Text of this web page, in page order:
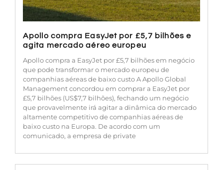
Apollo compra EasyJet por £5,7 bilhões e
agita mercado aéreo europeu
Apollo compra a EasyJet por £5,7 bilhões em negócio
que pode transformar o mercado europeu de
companhias aéreas de baixo custo A Apollo Global
Management concordou em comprar a EasyJet por
£5,7 bilhões (US$7,7 bilhões), fechando um negócio
que provavelmente irá agitar a dinâmica do mercado
altamente competitivo de companhias aéreas de
baixo custo na Europa. De acordo com um
comunicado, a empresa de private